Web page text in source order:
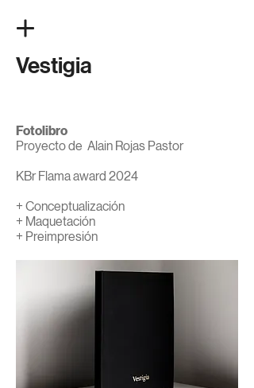
Vestigia
Fotolibro
Proyecto de Alain Rojas Pastor
KBr Flama award 2024
+ Conceptualización
+ Maquetación
+ Preimpresión